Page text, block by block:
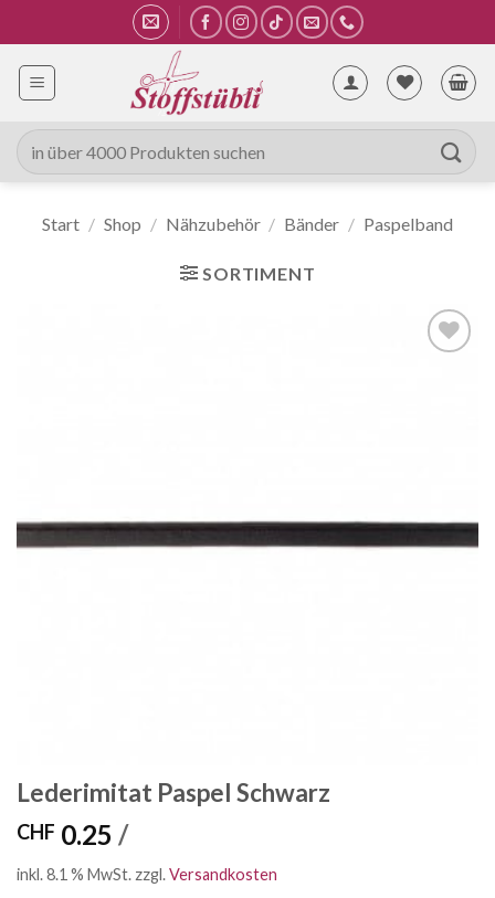
Inhalt
springen
Suche
nach:
Start / Shop / Nähzubehör / Bänder / Paspelband
SORTIMENT
Lederimitat Paspel Schwarz
CHF 0.25 /
inkl. 8.1 % MwSt. zzgl.Versandkosten